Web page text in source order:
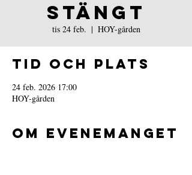
STÄNGT
tis 24 feb.
  |
HOY-gården
Tid och plats
24 feb. 2026 17:00
HOY-gården
Om evenemanget